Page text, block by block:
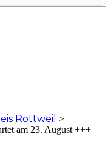
Rottweil >
am 23. August +++